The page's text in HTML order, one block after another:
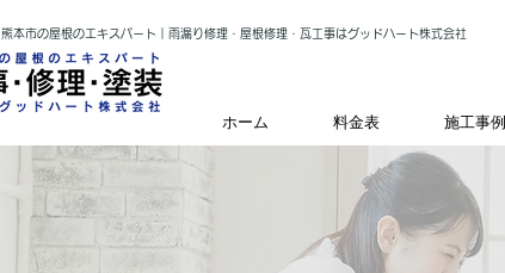
熊本市の屋根のエキスパート｜雨漏り修理・屋根修理・瓦工事はグッドハート株式会社
ホーム 料金表 施工事例